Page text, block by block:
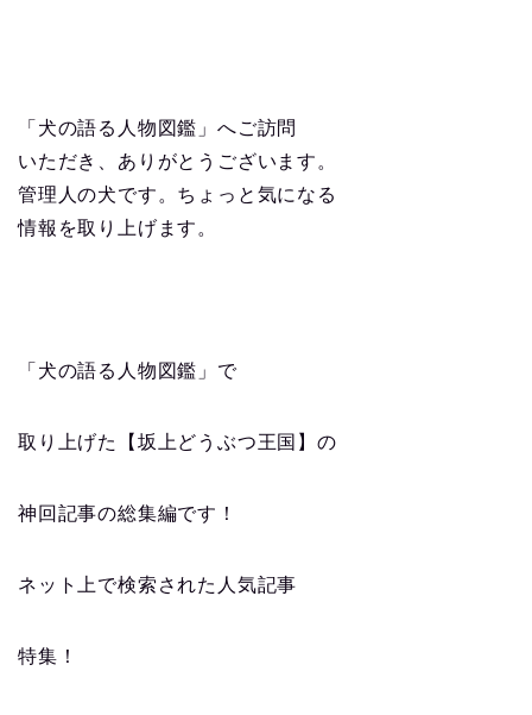
「犬の語る人物図鑑」へご訪問
いただき、ありがとうございます。
管理人の犬です。ちょっと気になる
情報を取り上げます。
「犬の語る人物図鑑」で
取り上げた【坂上どうぶつ王国】の
神回記事の総集編です！
ネット上で検索された人気記事
特集！